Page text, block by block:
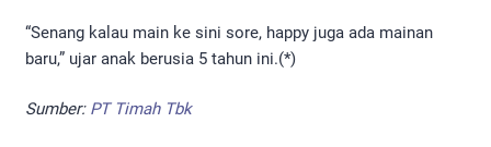
“Senang kalau main ke sini sore, happy juga ada mainan
baru,” ujar anak berusia 5 tahun ini.(*)
Sumber: PT Timah Tbk